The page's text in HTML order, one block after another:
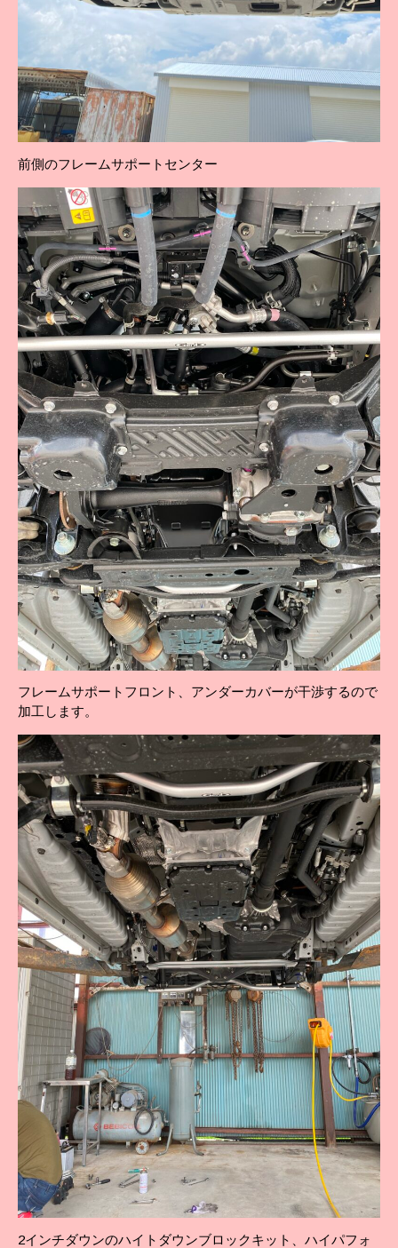
前側のフレームサポートセンター
フレームサポートフロント、アンダーカバーが干渉するので
加工します。
2インチダウンのハイトダウンブロックキット、ハイパフォ